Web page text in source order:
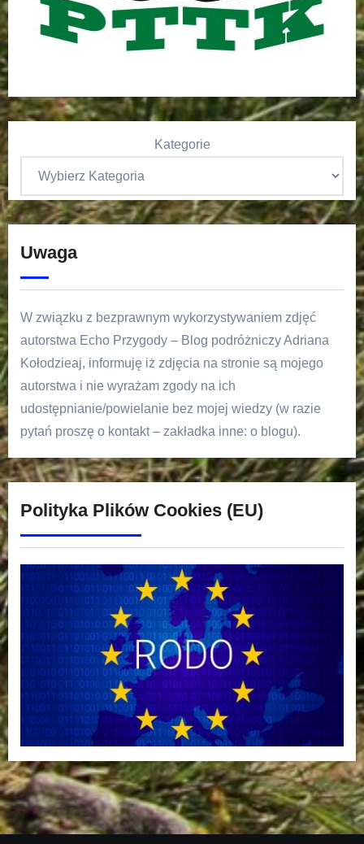
Kategorie
Uwaga
W związku z bezprawnym wykorzystywaniem zdjęć
autorstwa Echo Przygody – Blog podróżniczy Adriana
Kołodzieaj, informuję iż zdjęcia na stronie są mojego
autorstwa i nie wyrażam zgody na ich
udostępnianie/powielanie bez mojej wiedzy (w razie
pytań proszę o kontakt – zakładka inne: o blogu).
Polityka Plików Cookies (EU)